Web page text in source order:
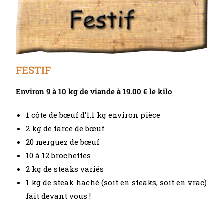
FESTIF
Environ 9 à 10 kg de viande à 19.00 € le kilo
1 côte de bœuf d’1,1 kg environ pièce
2 kg de farce de bœuf
20 merguez de bœuf
10 à 12 brochettes
2 kg de steaks variés
1 kg de steak haché (soit en steaks, soit en vrac)
fait devant vous !